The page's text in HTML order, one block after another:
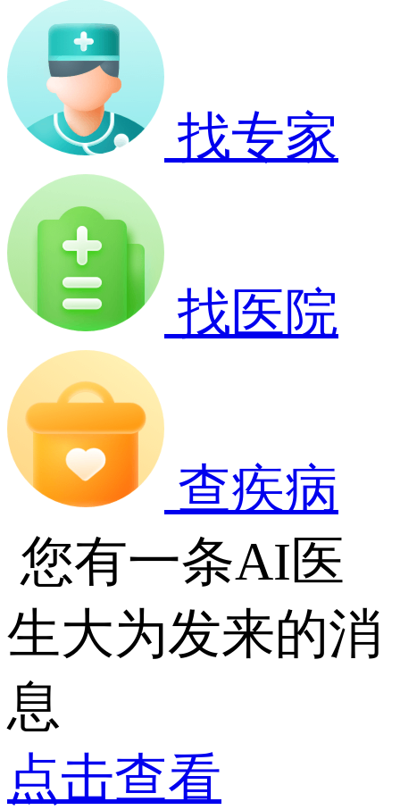
找专家
找医院
查疾病
您有一条AI医
生大为发来的消
息
点击查看